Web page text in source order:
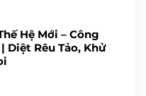
Hệ Mới – Công
Diệt Rêu Tảo, Khử